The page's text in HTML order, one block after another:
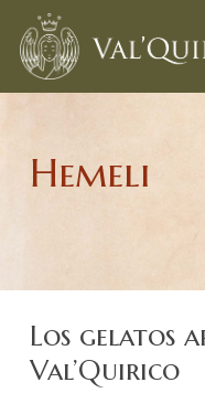
Skip
main
Hemeli
Los gelatos
Val’Quirico